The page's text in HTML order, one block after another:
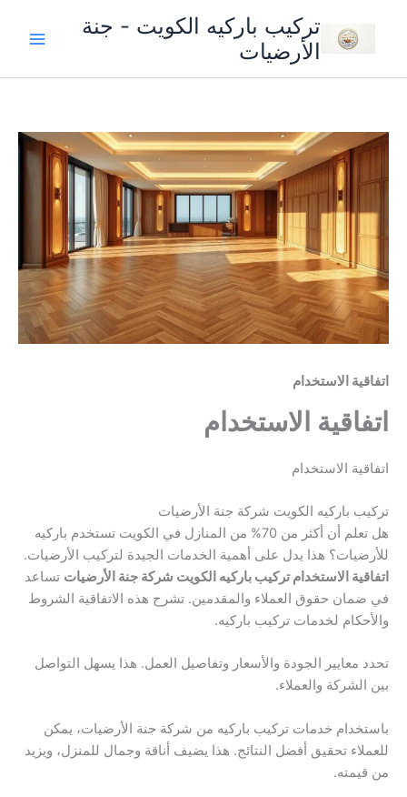
المحتوى
تركيب باركيه الكويت - جنة
الأرضيات
اتفاقية الاستخدام
اتفاقية الاستخدام
اتفاقية الاستخدام
تركيب باركيه الكويت شركة جنة الأرضيات
هل تعلم أن أكثر من 70% من المنازل في الكويت تستخدم باركيه
للأرضيات؟ هذا يدل على أهمية الخدمات الجيدة لتركيب الأرضيات.
اتفاقية الاستخدام تركيب باركيه الكويت شركة جنة الأرضيات تساعد
في ضمان حقوق العملاء والمقدمين. تشرح هذه الاتفاقية الشروط
والأحكام لخدمات تركيب باركيه.
تحدد معايير الجودة والأسعار وتفاصيل العمل. هذا يسهل التواصل
بين الشركة والعملاء.
باستخدام خدمات تركيب باركيه من شركة جنة الأرضيات، يمكن
للعملاء تحقيق أفضل النتائج. هذا يضيف أناقة وجمال للمنزل، ويزيد
من قيمته.